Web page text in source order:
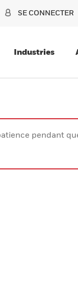
SE CONNECTER
Industries
pendant